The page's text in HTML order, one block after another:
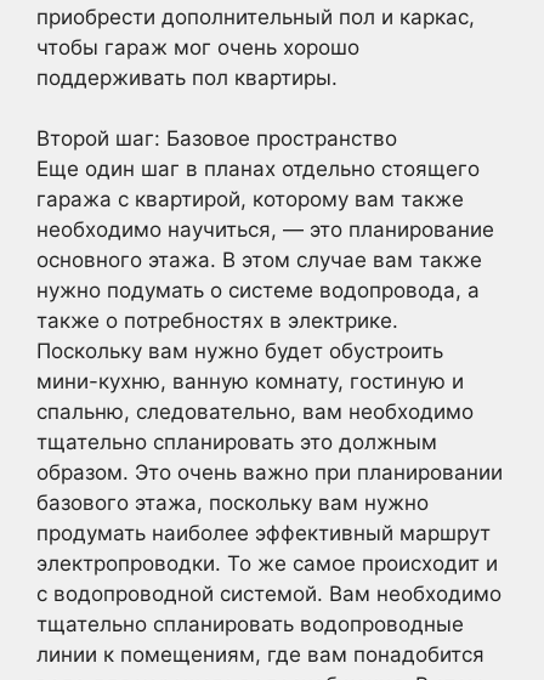
приобрести дополнительный пол и каркас,
чтобы гараж мог очень хорошо
поддерживать пол квартиры.
Второй шаг: Базовое пространство
Еще один шаг в планах отдельно стоящего
гаража с квартирой, которому вам также
необходимо научиться, — это планирование
основного этажа. В этом случае вам также
нужно подумать о системе водопровода, а
также о потребностях в электрике.
Поскольку вам нужно будет обустроить
мини-кухню, ванную комнату, гостиную и
спальню, следовательно, вам необходимо
тщательно спланировать это должным
образом. Это очень важно при планировании
базового этажа, поскольку вам нужно
продумать наиболее эффективный маршрут
электропроводки. То же самое происходит и
с водопроводной системой. Вам необходимо
тщательно спланировать водопроводные
линии к помещениям, где вам понадобится